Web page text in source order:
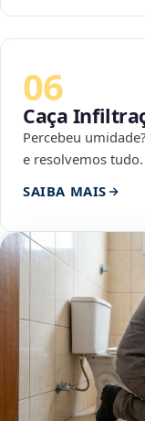
06
Caça
Percebeu
e resolvemos tudo.
SAIBA MAIS